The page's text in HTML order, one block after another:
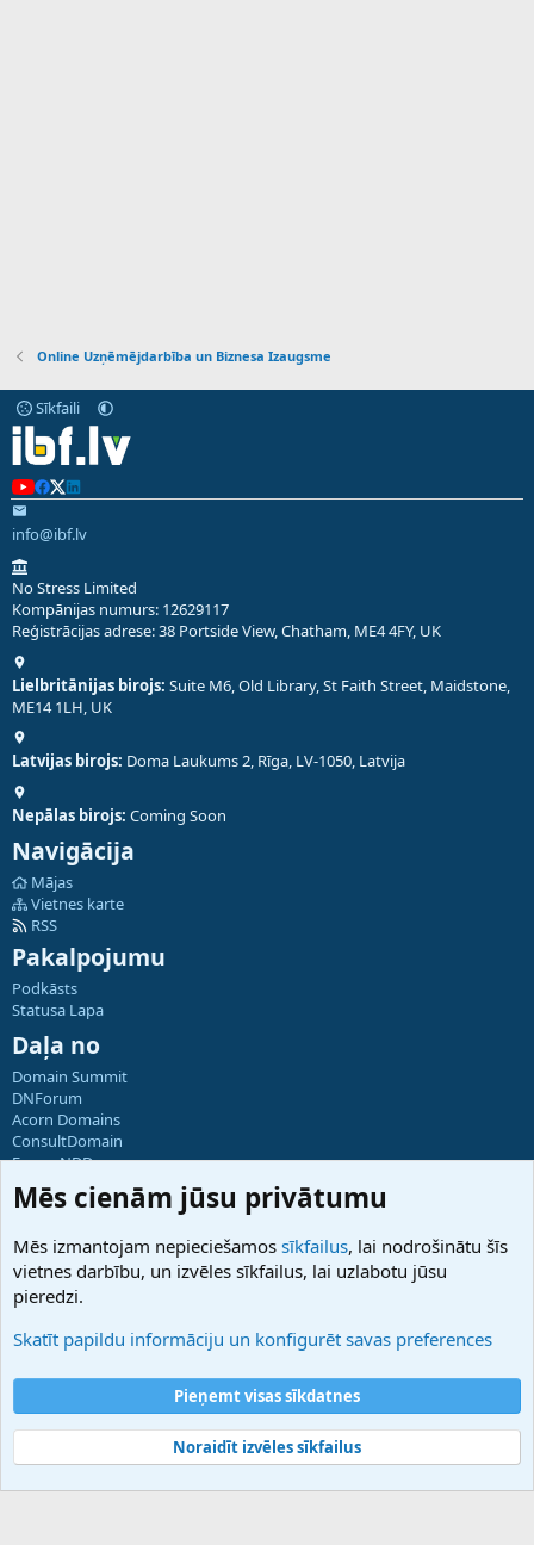
Online Uzņēmējdarbība un Biznesa Izaugsme
Sīkfaili
info@ibf.lv
No Stress Limited
Kompānijas numurs: 12629117
Reģistrācijas adrese: 38 Portside View, Chatham, ME4 4FY, UK
Lielbritānijas birojs: Suite M6, Old Library, St Faith Street, Maidstone,
ME14 1LH, UK
Latvijas birojs: Doma Laukums 2, Rīga, LV-1050, Latvija
Nepālas birojs: Coming Soon
Navigācija
Mājas
Vietnes karte
RSS
Pakalpojumu
Podkāsts
Statusa Lapa
Daļa no
Domain Summit
DNForum
Acorn Domains
ConsultDomain
ForumNDD
Domainforum.ro
27.be
Hostmaria
Atbalsts
Palīdzība
Noteikumi un nosacījumi
Privātuma politika
Community platform by XenForo® © 2010-2025 XenForo Ltd.
Mēs cienām jūsu privātumu
Mēs izmantojam nepieciešamos sīkfailus, lai nodrošinātu šīs
vietnes darbību, un izvēles sīkfailus, lai uzlabotu jūsu
pieredzi.
Skatīt papildu informāciju un konfigurēt savas preferences
Pieņemt visas sīkdatnes
Noraidīt izvēles sīkfailus